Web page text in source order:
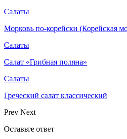
Салаты
Морковь по-корейски (Корейская
Салаты
Салат «Грибная поляна»
Салаты
Греческий салат классический
Prev Next
Оставьте ответ